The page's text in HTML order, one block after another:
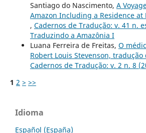
Santiago do Nascimento, A
Amazon Including a Residence at
, Cadernos de Tradução: v. 41 n.
Traduzindo a Amazônia I
Luana Ferreira de Freitas, O
Robert Louis Stevenson,
Cadernos de Tradução: v. 2 n. 8
1 2 > >>
Idioma
Español (España)